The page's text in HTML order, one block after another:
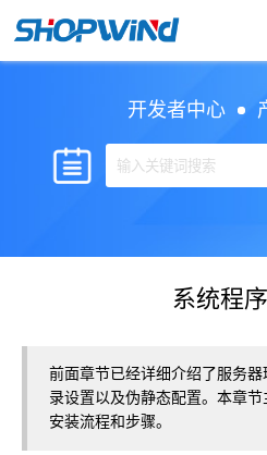
开发者中心
系统程
前面章节已经详细介绍了服务
录设置以及伪静态配置。本章节
安装流程和步骤。